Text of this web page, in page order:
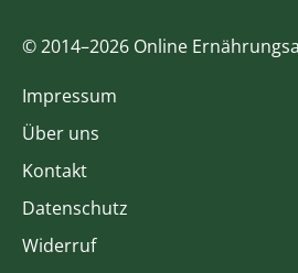
© 2014–2026 Online
Impressum
Über uns
Kontakt
Datenschutz
Widerruf